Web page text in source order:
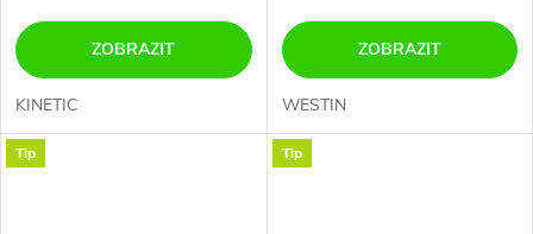
ZOBRAZIT
KINETIC
ZOBRAZIT
WESTIN
Tip Tip